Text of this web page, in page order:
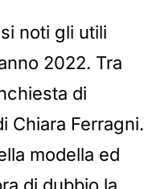
noti gli utili
2022. Tra
di
Chiara Ferragni.
modella ed